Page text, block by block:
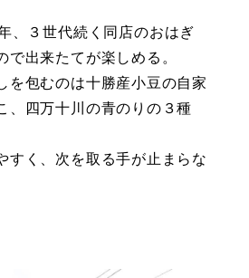
、３世代続く同店のおはぎ
出来たてが楽しめる。
を包むのは十勝産小豆の自家
、四万十川の青のりの３種
すく、次を取る手が止まらな